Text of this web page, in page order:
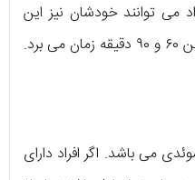
می توانند خودشان نیز این
می باشد. اگر افراد دارای